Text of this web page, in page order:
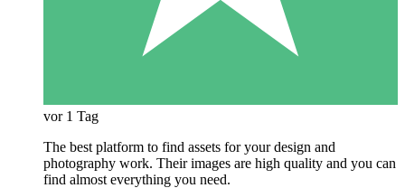
vor 1 Tag
The best platform to find assets for your design and
photography work. Their images are high quality and you can
find almost everything you need.